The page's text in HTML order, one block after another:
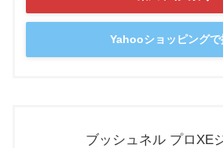
Yahooショッピングで
ブッシュネル プロXE